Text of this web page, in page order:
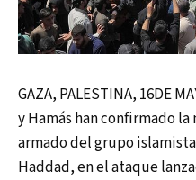
GAZA, PALESTINA, 16DE
y Hamás han confirmado
armado del grupo
Haddad, en el ataque